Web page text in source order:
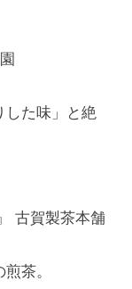
した味」と絶
』 古賀製茶本舗
茶。